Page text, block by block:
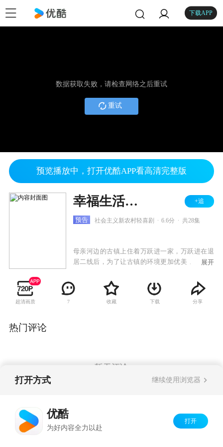
下载APP
数据获取失败，请检查网络之后重试
重试
预览播放中，打开优酷APP看高清完整版
幸福生活万年长 +追
预告 社会主义新农村轻喜剧 6.6分 共28集
母亲河边的古镇上住着万跃进一家，万跃进在退
居二线后，为了让古镇的环境更加优美，承担起
造林工作留给了年轻的书记马彦芳。万跃进勇于
面对各种困难，与书记马彦芳成功完成了县里“植
树造林，清洁垃圾，保护母亲河，建设新农村”的
展开
超清画质 7 收藏 下载 分享
热门评论
暂无评论
打开方式 继续使用浏览器
优酷
为好内容全力以赴
打开